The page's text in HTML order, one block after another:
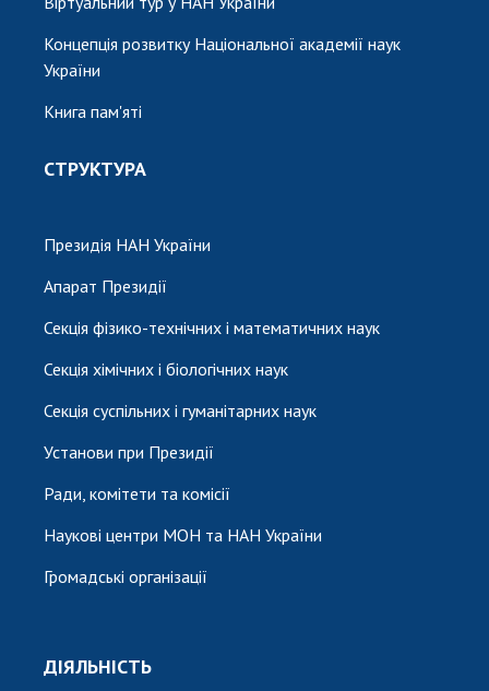
Концепція розвитку Національної академії наук
України
Книга пам'яті
СТРУКТУРА
Президія НАН України
Апарат Президії
Секція фізико-технічних і математичних наук
Секція хімічних і біологічних наук
Секція суспільних і гуманітарних наук
Установи при Президії
Ради, комітети та комісії
Наукові центри МОН та НАН України
Громадські організації
ДІЯЛЬНІСТЬ